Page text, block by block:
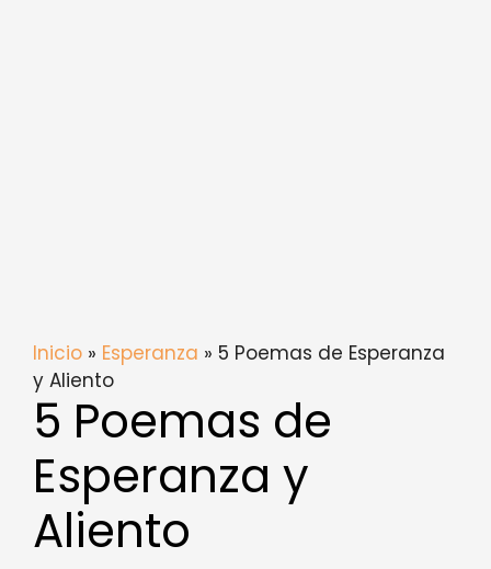
Inicio » Esperanza » 5 Poemas de Esperanza
y Aliento
5 Poemas de
Esperanza y
Aliento